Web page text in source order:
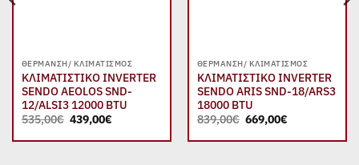
ΘΈΡΜΑΝΣΗ/ ΚΛΙΜΑΤΙΣΜΌΣ
ΚΛΙΜΑΤΙΣΤΙΚΟ INVERTER
SENDO AEOLOS SND-
12/ALSI3 12000 BTU
535,00€ Original
price
was:
439,00€Η
τιμή
ΘΈΡΜΑΝΣΗ/ ΚΛΙΜΑΤΙΣΜΌΣ
ΚΛΙΜΑΤΙΣΤΙΚΟ INVERTER
SENDO ARIS SND-18/ARS3
18000 BTU
839,00€ Original
price
was:
669,00€Η
τιμή